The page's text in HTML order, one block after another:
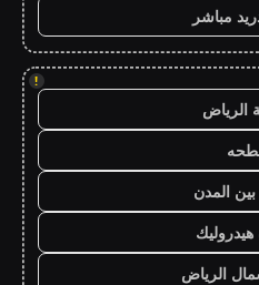
مباشر
!
المدن
الرياض